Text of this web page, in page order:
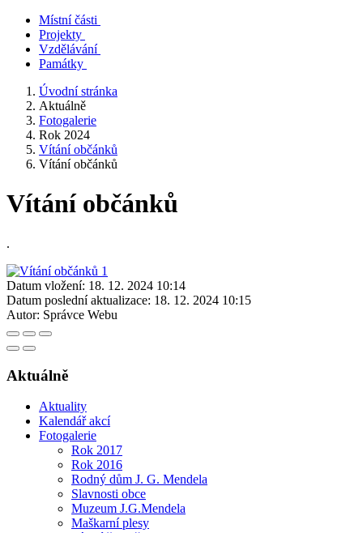
Místní části
Projekty
Vzdělávání
Památky
Úvodní stránka
Aktuálně
Fotogalerie
Rok 2024
Vítání občánků
Vítání občánků
Vítání občánků
.
Datum vložení: 18. 12. 2024 10:14
Datum poslední aktualizace: 18. 12. 2024 10:15
Autor: Správce Webu
Aktuálně
Aktuality
Kalendář akcí
Fotogalerie
Rok 2017
Rok 2016
Rodný dům J. G. Mendela
Slavnosti obce
Muzeum J.G.Mendela
Maškarní plesy